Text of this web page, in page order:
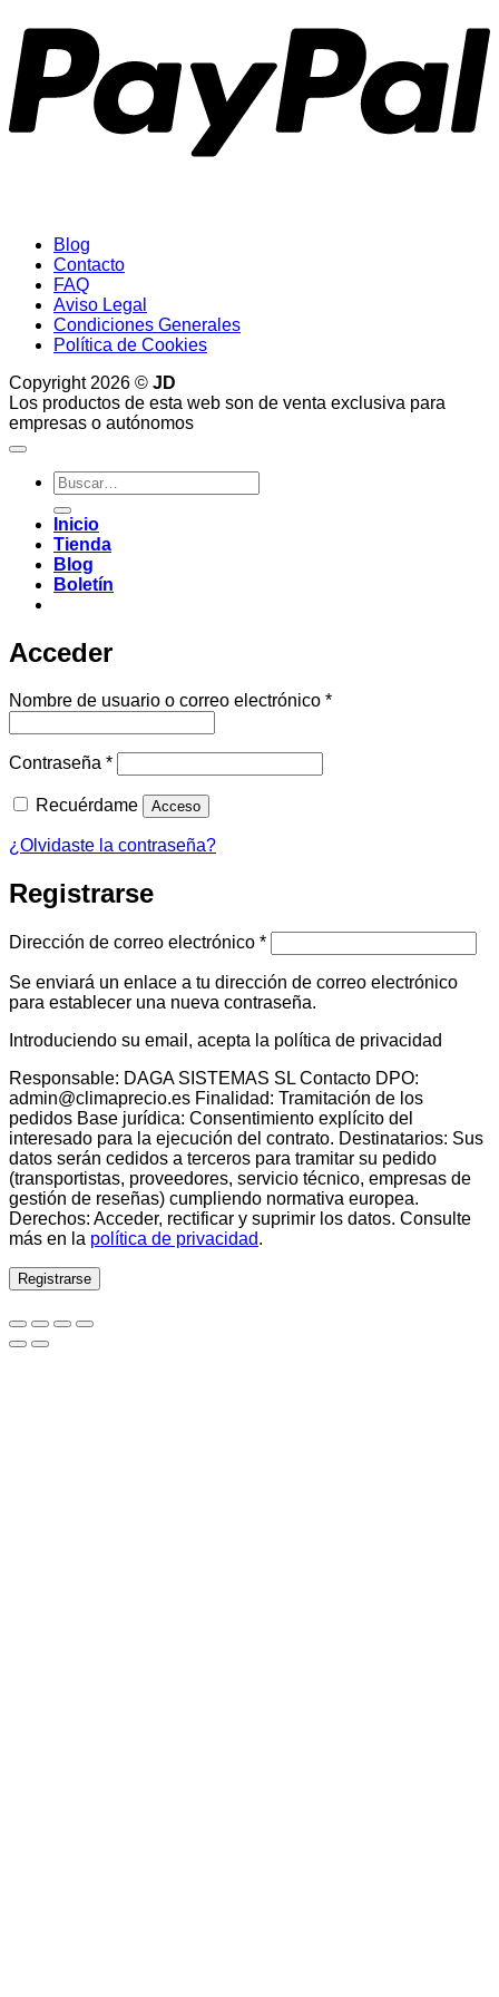
Blog
Contacto
FAQ
Aviso Legal
Condiciones Generales
Política de Cookies
Copyright 2026 © JD
Los productos de esta web son de venta exclusiva para
empresas o autónomos
Buscar
por:
Inicio
Tienda
Blog
Boletín
Acceder
Nombre de usuario o correo electrónico *Obligatorio
Contraseña *Obligatorio
Recuérdame Acceso
¿Olvidaste la contraseña?
Registrarse
Dirección de correo electrónico *Obligatorio
Se enviará un enlace a tu dirección de correo electrónico
para establecer una nueva contraseña.
Introduciendo su email, acepta la política de privacidad
Responsable: DAGA SISTEMAS SL Contacto DPO:
admin@climaprecio.es Finalidad: Tramitación de los
pedidos Base jurídica: Consentimiento explícito del
interesado para la ejecución del contrato. Destinatarios: Sus
datos serán cedidos a terceros para tramitar su pedido
(transportistas, proveedores, servicio técnico, empresas de
gestión de reseñas) cumpliendo normativa europea.
Derechos: Acceder, rectificar y suprimir los datos. Consulte
más en la política de privacidad.
Registrarse